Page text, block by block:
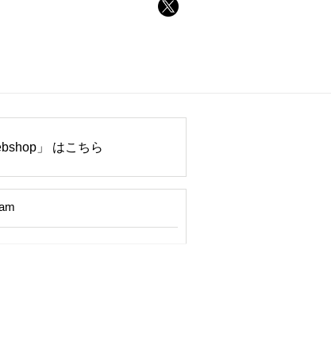
」 はこちら